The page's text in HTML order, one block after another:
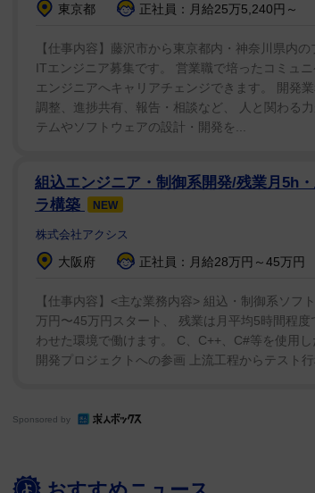
東京都 正社員：月給25万5,240円～
【仕事内容】藤沢市から東京都内・神奈川県内
ITエンジニア募集です。 営業職で培ったコミュ
エンジニアへキャリアチェンジできます。 開発
調整、進捗共有、報告・相談など、 人と関わる
テムやソフトウェアの設計・開発を...
組込エンジニア・制御系開発/残業月5h
ラ構築
NEW
株式会社アクシス
大阪府 正社員：月給28万円～45万円
【仕事内容】<主な業務内容> 組込・制御系ソ
万円〜45万円スタート、 残業は月平均5時間程
わせた環境で働けます。 C、C++、C#等を使用
開発プロジェクトへの参画 上流工程からテスト
Sponsored by